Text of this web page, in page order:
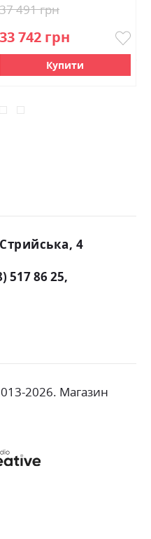
33 742 грн
37 491 грн
Купити
4
517 86 25
2026. Магазин